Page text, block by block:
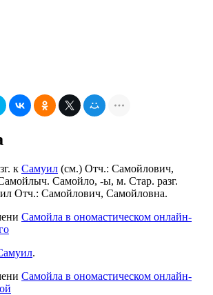
к Самуил (см.) Отч.: Самойлович,
Самойло, -ы, м. Стар. разг.
Отч.: Самойлович, Самойловна.
Самойла в ономастическом онлайн-
.
Самойла в ономастическом онлайн-